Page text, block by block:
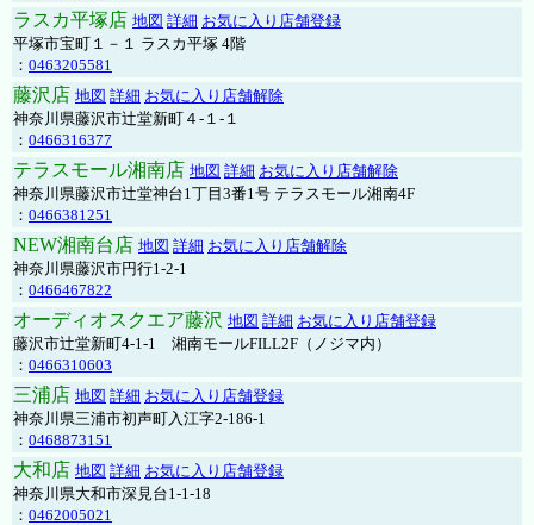
ラスカ平塚店 地図 詳細 お気に入り店舗登録
平塚市宝町１－１ ラスカ平塚 4階
： 0463205581
藤沢店 地図 詳細 お気に入り店舗解除
神奈川県藤沢市辻堂新町４-１-１
： 0466316377
テラスモール湘南店 地図 詳細 お気に入り店舗解除
神奈川県藤沢市辻堂神台1丁目3番1号 テラスモール湘南4F
： 0466381251
NEW湘南台店 地図 詳細 お気に入り店舗解除
神奈川県藤沢市円行1-2-1
： 0466467822
オーディオスクエア藤沢 地図 詳細 お気に入り店舗登録
藤沢市辻堂新町4-1-1 湘南モールFILL2F（ノジマ内）
： 0466310603
三浦店 地図 詳細 お気に入り店舗登録
神奈川県三浦市初声町入江字2-186-1
： 0468873151
大和店 地図 詳細 お気に入り店舗登録
神奈川県大和市深見台1-1-18
： 0462005021